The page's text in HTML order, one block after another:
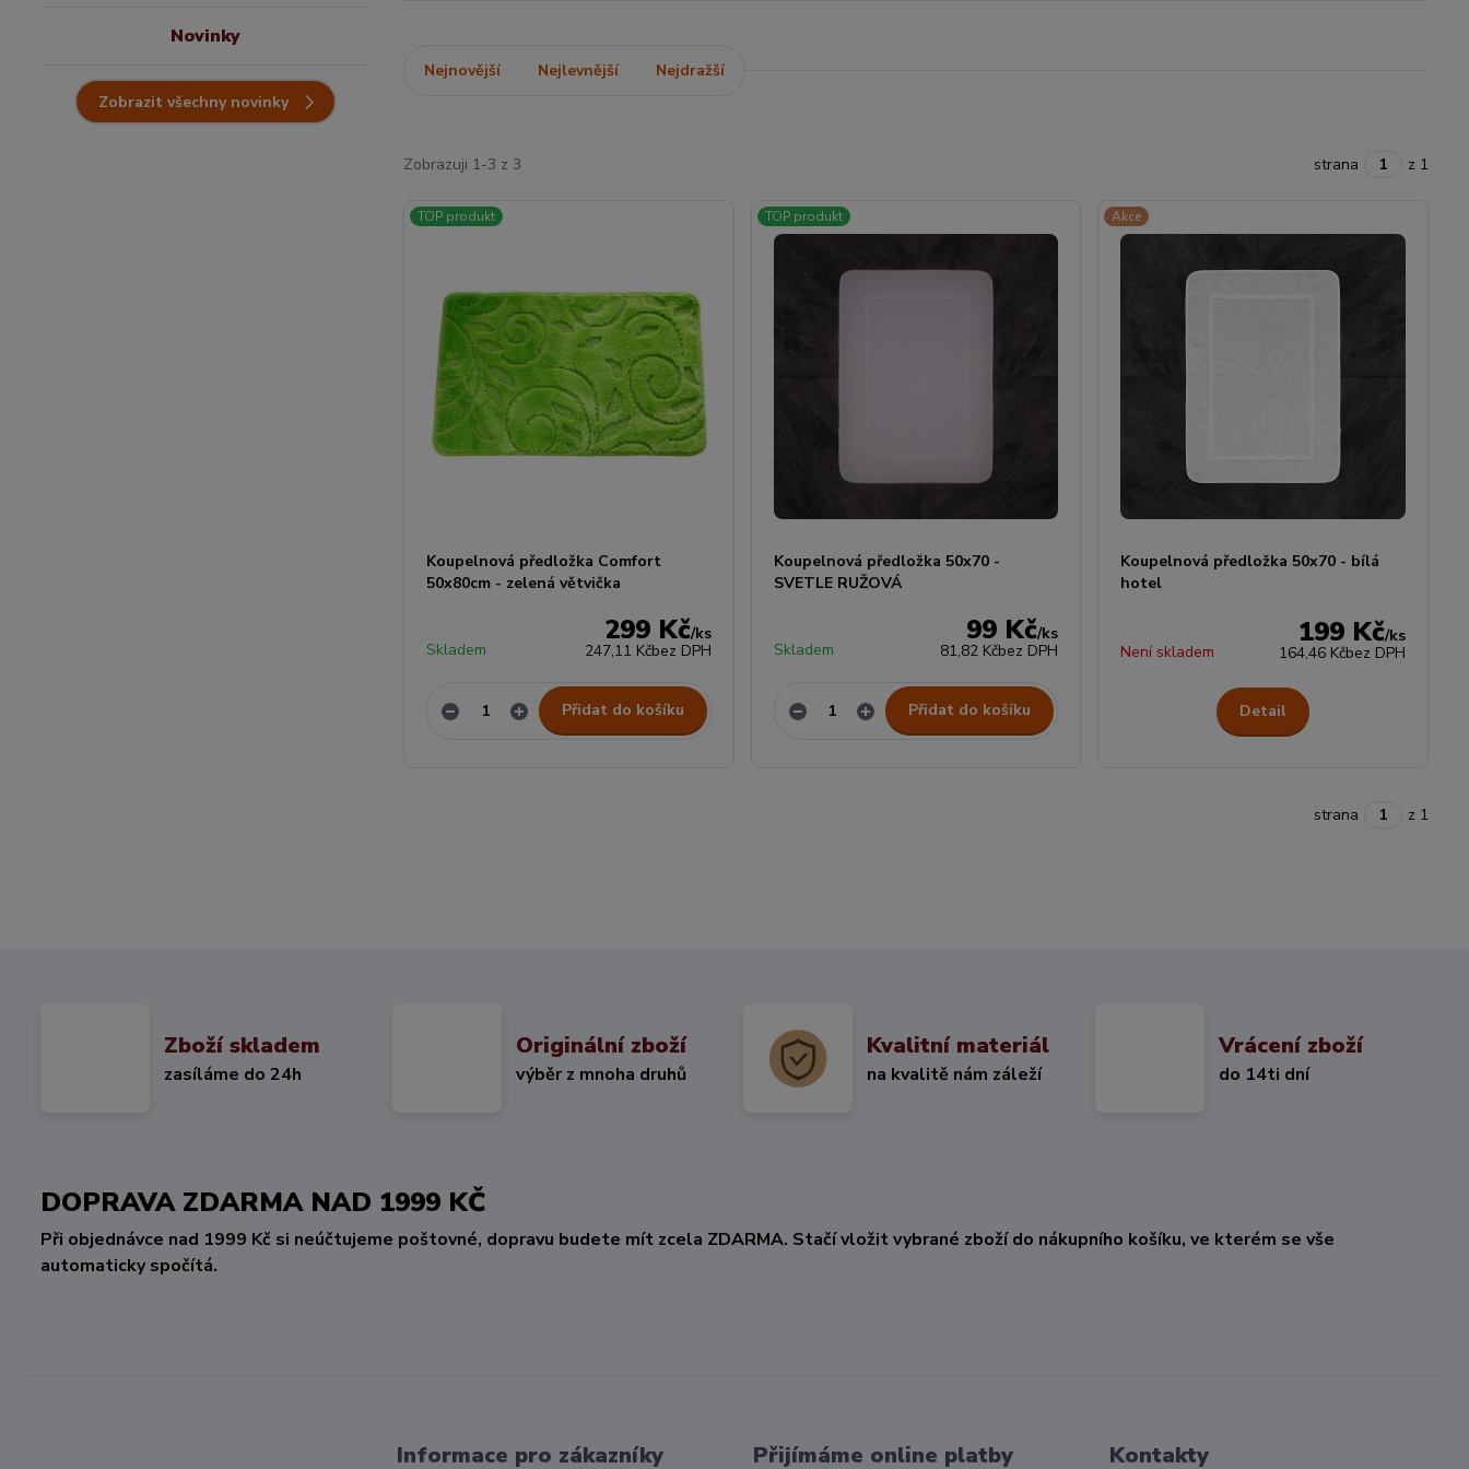
Nejnovější Nejlevnější Nejdražší
Zobrazuji 1-3 z 3 strana z 1
TOP produkt
Koupelnová předložka Comfort
50x80cm - zelená větvička
299 Kč/ks
247,11 Kčbez DPH
Skladem
Přidat do košíku
TOP produkt
Koupelnová předložka 50x70 -
SVETLE RUŽOVÁ
99 Kč/ks
81,82 Kčbez DPH
Skladem
Přidat do košíku
Akce
Koupelnová předložka 50x70 - bílá
hotel
199 Kč/ks
164,46 Kčbez DPH
Není skladem
Detail
strana z 1
Novinky
Zobrazit všechny novinky
Zboží skladem
zasíláme do 24h
Originální zboží
výběr z mnoha druhů
Kvalitní materiál
na kvalitě nám záleží
Vrácení zboží
do 14ti dní
DOPRAVA ZDARMA NAD 1999 KČ
Při objednávce nad 1999 Kč si neúčtujeme poštovné, dopravu budete mít zcela ZDARMA. Stačí vložit vybrané zboží do nákupního košíku, ve kterém se vše
automaticky spočítá.
Informace pro zákazníky Přijímáme online platby Kontakty